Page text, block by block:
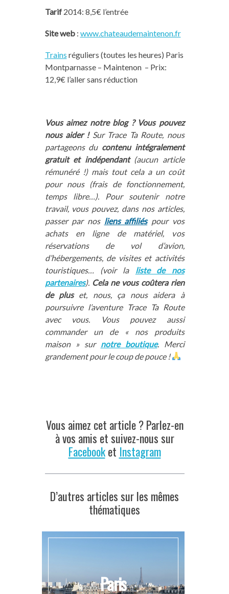
Tarif2014: 8,5€ l’entrée
Site web : www.chateaudemaintenon.fr
Trains réguliers (toutes les heures) Paris
Montparnasse – Maintenon – Prix:
12,9€ l’aller sans réduction
Vous aimez notre blog ? Vous pouvez
nous aider !Sur Trace Ta Route, nous
partageons du contenu intégralement
gratuit et indépendant(aucun article
rémunéré !) mais tout cela a un coût
pour nous (frais de fonctionnement,
temps libre…). Pour soutenir notre
travail, vous pouvez, dans nos articles,
passer par nos liens affiliéspour vos
achats en ligne de matériel, vos
réservations de vol d’avion,
d’hébergements, de visites et activités
touristiques… (voir la liste de nos
partenaires). Cela ne vous coûtera rien
de pluset, nous, ça nous aidera à
poursuivre l’aventure Trace Ta Route
avec vous. Vous pouvez aussi
commander un de « nos produits
maison » sur notre boutique. Merci
grandement pour le coup de pouce !
Vous aimez cet article ? Parlez-en
à vos amis et suivez-nous sur
Facebooket Instagram
D’autres articles sur les mêmes
thématiques
Paris